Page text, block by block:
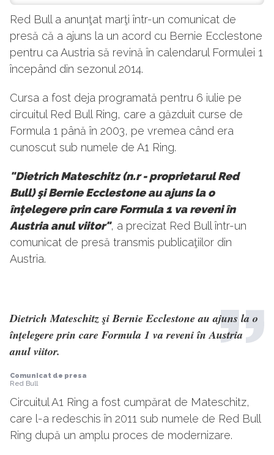
Red Bull a anunţat marţi într-un comunicat de
presă că a ajuns la un acord cu Bernie Ecclestone
pentru ca Austria să revină în calendarul Formulei 1
începând din sezonul 2014.
Cursa a fost deja programată pentru 6 iulie pe
circuitul Red Bull Ring, care a găzduit curse de
Formula 1 până în 2003, pe vremea când era
cunoscut sub numele de A1 Ring.
"Dietrich Mateschitz (n.r - proprietarul Red
Bull) şi Bernie Ecclestone au ajuns la o
înţelegere prin care Formula 1 va reveni în
Austria anul viitor", a precizat Red Bull într-un
comunicat de presă transmis publicaţiilor din
Austria.
Dietrich Mateschitz şi Bernie Ecclestone au ajuns la o
înţelegere prin care Formula 1 va reveni în Austria
anul viitor.
Comunicat de presa
Red Bull
Circuitul A1 Ring a fost cumpărat de Mateschitz,
care l-a redeschis în 2011 sub numele de Red Bull
Ring după un amplu proces de modernizare.